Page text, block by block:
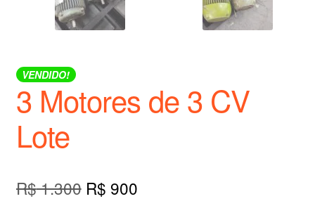
VENDIDO!
3 Motores de 3 CV
Lote
R$1.300 O
R$ 900O